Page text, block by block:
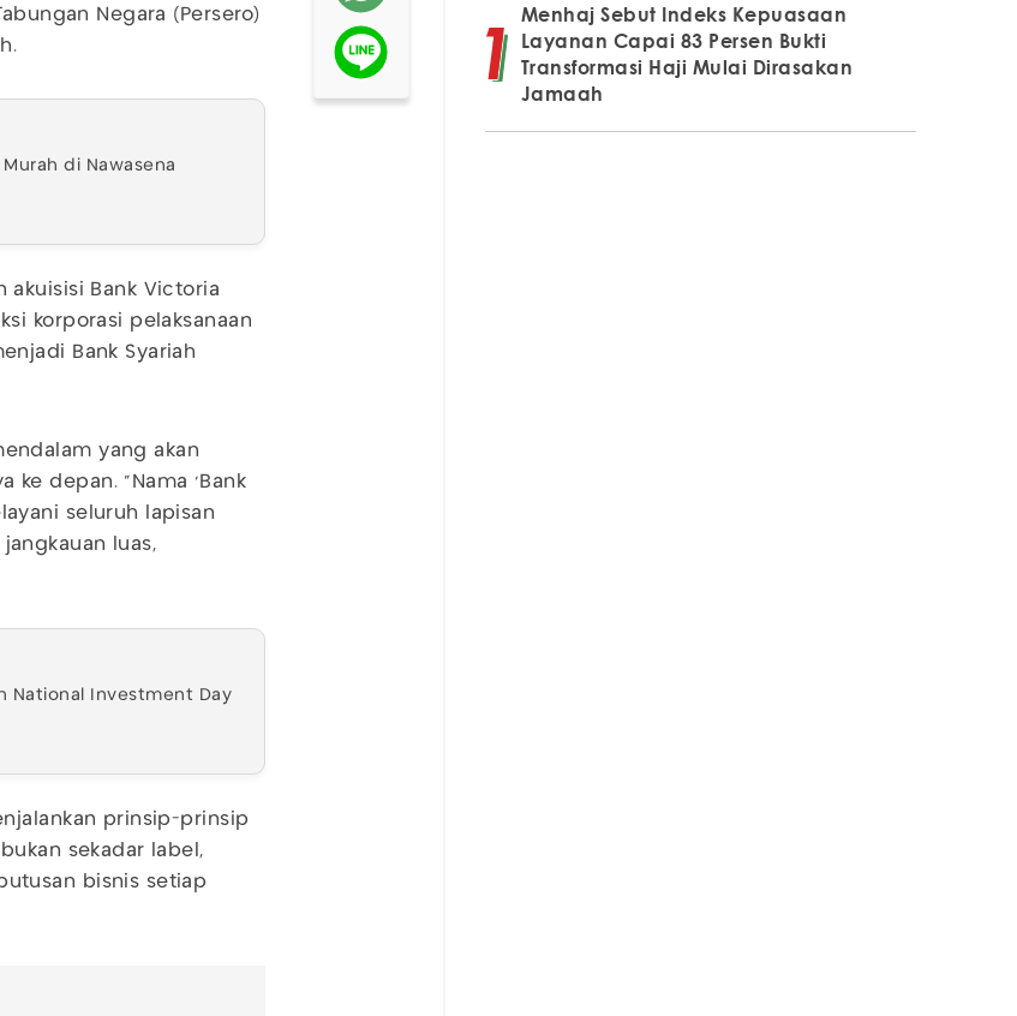
Negara (Persero)
Murah di Nawasena
akuisisi Bank Victoria
korporasi pelaksanaan
Bank Syariah
yang akan
ke depan. "Nama 'Bank
seluruh lapisan
luas,
National Investment Day
prinsip-prinsip
sekadar label,
bisnis setiap
Menhaj Sebut Indeks Kepuasaan
Layanan Capai 83 Persen Bukti
Transformasi Haji Mulai Dirasakan
Jamaah